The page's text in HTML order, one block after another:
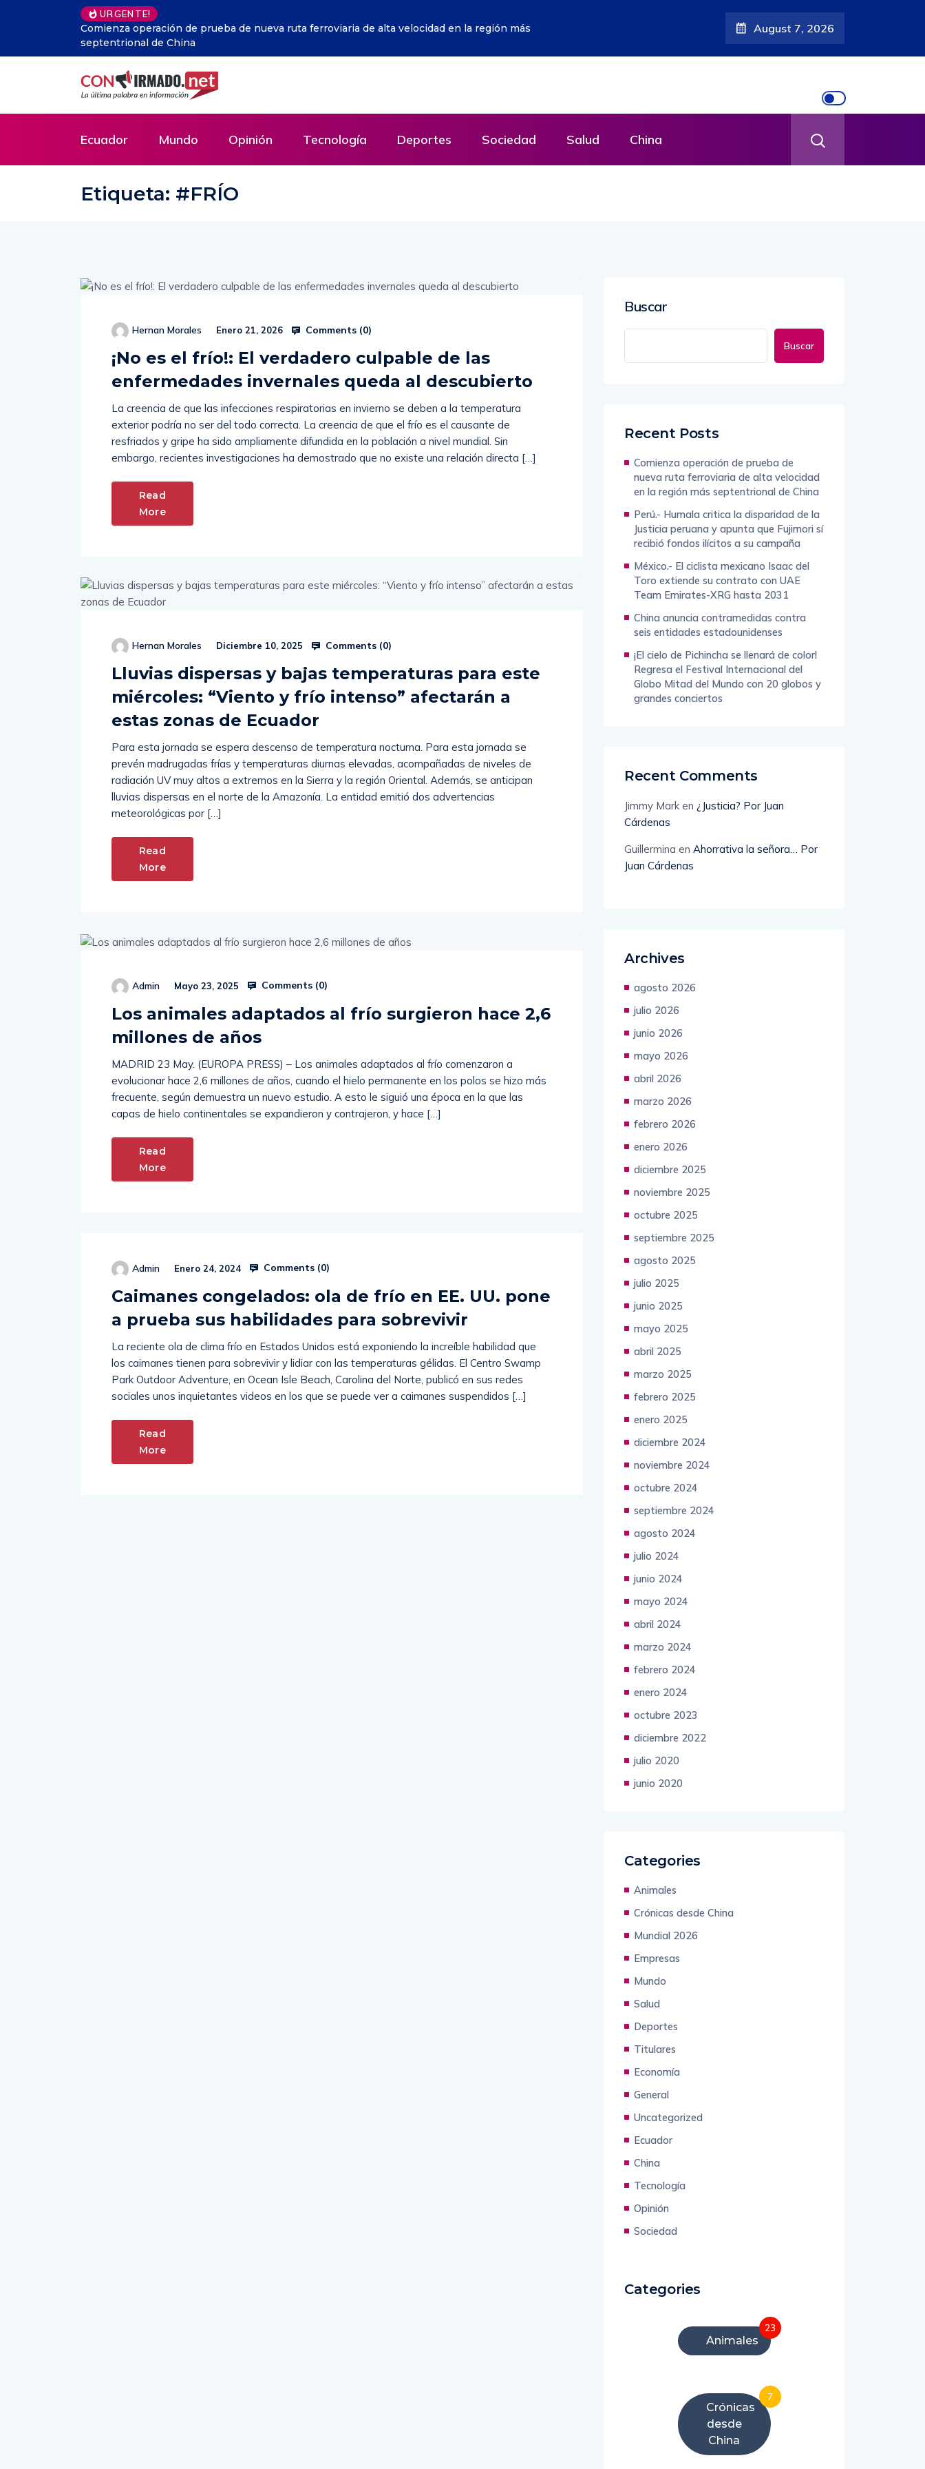
URGENTE!
Perú.- Humala critica la disparidad de la Justicia peruana y apunta que Fujimori sí recibió fondos
ilícitos a su campaña
August 7, 2026
Ecuador Mundo Opinión Tecnología Deportes Sociedad Salud China
Etiqueta: #FRÍO
Hernan Morales Enero 21, 2026 Comments (0)
¡No es el frío!: El verdadero culpable de las
enfermedades invernales queda al descubierto
La creencia de que las infecciones respiratorias en invierno se deben a la temperatura
exterior podría no ser del todo correcta. La creencia de que el frío es el causante de
resfriados y gripe ha sido ampliamente difundida en la población a nivel mundial. Sin
embargo, recientes investigaciones ha demostrado que no existe una relación directa […]
Read
More
Hernan Morales Diciembre 10, 2025 Comments (0)
Lluvias dispersas y bajas temperaturas para este
miércoles: “Viento y frío intenso” afectarán a
estas zonas de Ecuador
Para esta jornada se espera descenso de temperatura nocturna. Para esta jornada se
prevén madrugadas frías y temperaturas diurnas elevadas, acompañadas de niveles de
radiación UV muy altos a extremos en la Sierra y la región Oriental. Además, se anticipan
lluvias dispersas en el norte de la Amazonía. La entidad emitió dos advertencias
meteorológicas por […]
Read
More
Admin Mayo 23, 2025 Comments (0)
Los animales adaptados al frío surgieron hace 2,6
millones de años
MADRID 23 May. (EUROPA PRESS) – Los animales adaptados al frío comenzaron a
evolucionar hace 2,6 millones de años, cuando el hielo permanente en los polos se hizo más
frecuente, según demuestra un nuevo estudio. A esto le siguió una época en la que las
capas de hielo continentales se expandieron y contrajeron, y hace […]
Read
More
Admin Enero 24, 2024 Comments (0)
Caimanes congelados: ola de frío en EE. UU. pone
a prueba sus habilidades para sobrevivir
La reciente ola de clima frío en Estados Unidos está exponiendo la increíble habilidad que
los caimanes tienen para sobrevivir y lidiar con las temperaturas gélidas. El Centro Swamp
Park Outdoor Adventure, en Ocean Isle Beach, Carolina del Norte, publicó en sus redes
sociales unos inquietantes videos en los que se puede ver a caimanes suspendidos […]
Read
More
Buscar
Buscar
Recent Posts
Comienza operación de prueba de
nueva ruta ferroviaria de alta velocidad
en la región más septentrional de China
Perú.- Humala critica la disparidad de la
Justicia peruana y apunta que Fujimori sí
recibió fondos ilícitos a su campaña
México.- El ciclista mexicano Isaac del
Toro extiende su contrato con UAE
Team Emirates-XRG hasta 2031
China anuncia contramedidas contra
seis entidades estadounidenses
¡El cielo de Pichincha se llenará de color!
Regresa el Festival Internacional del
Globo Mitad del Mundo con 20 globos y
grandes conciertos
Recent Comments
Jimmy Mark en ¿Justicia? Por Juan
Cárdenas
Guillermina en Ahorrativa la señora… Por
Juan Cárdenas
Archives
agosto 2026
julio 2026
junio 2026
mayo 2026
abril 2026
marzo 2026
febrero 2026
enero 2026
diciembre 2025
noviembre 2025
octubre 2025
septiembre 2025
agosto 2025
julio 2025
junio 2025
mayo 2025
abril 2025
marzo 2025
febrero 2025
enero 2025
diciembre 2024
noviembre 2024
octubre 2024
septiembre 2024
agosto 2024
julio 2024
junio 2024
mayo 2024
abril 2024
marzo 2024
febrero 2024
enero 2024
octubre 2023
diciembre 2022
julio 2020
junio 2020
Categories
Animales
Crónicas desde China
Mundial 2026
Empresas
Mundo
Salud
Deportes
Titulares
Economía
General
Uncategorized
Ecuador
China
Tecnología
Opinión
Sociedad
Categories
Animales
23
Crónicas
desde
China
7